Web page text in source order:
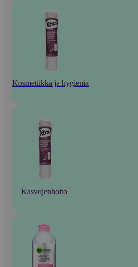
Kosmetiikka ja hygienia
Kasvojenhoito